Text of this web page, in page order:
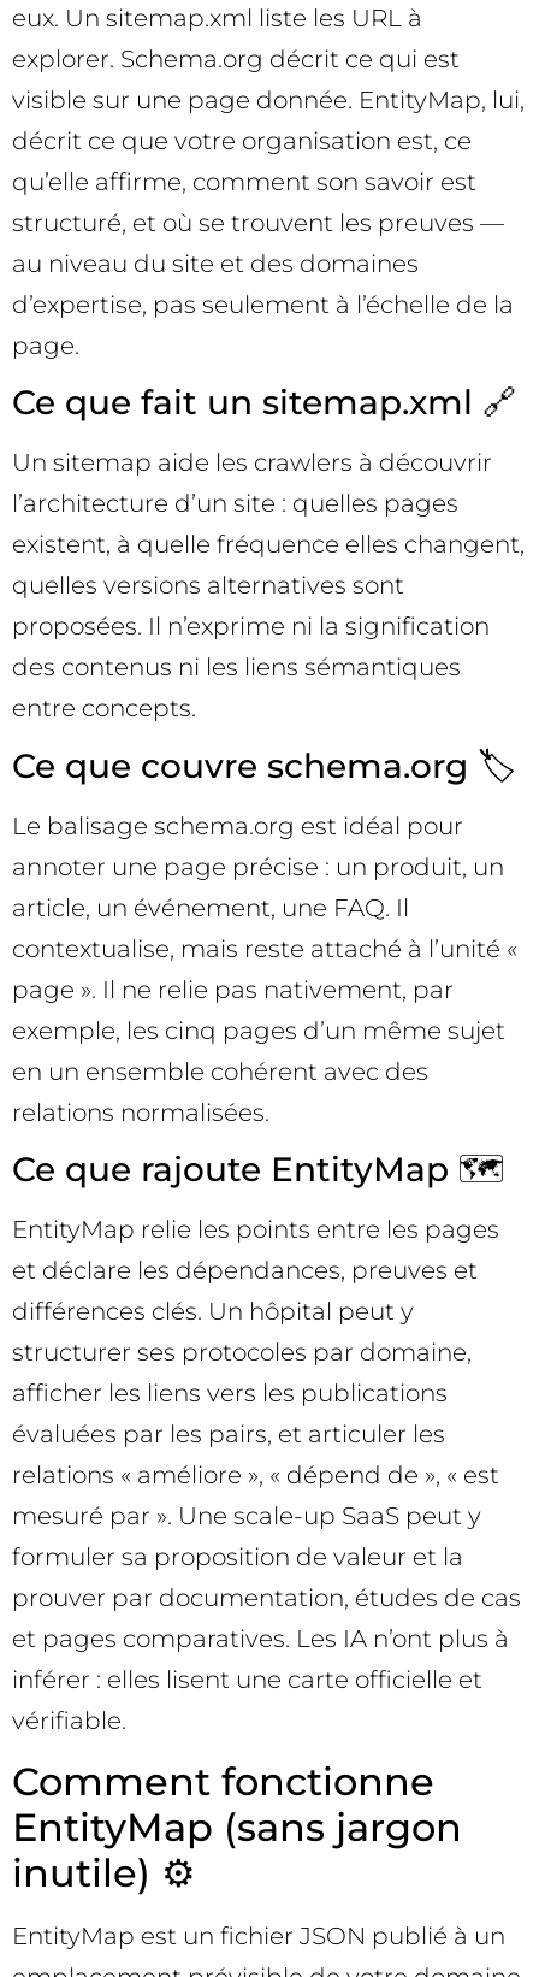
eux. Un sitemap.xml liste les URL à
explorer. Schema.org décrit ce qui est
visible sur une page donnée. EntityMap, lui,
décrit ce que votre organisation est, ce
qu’elle affirme, comment son savoir est
structuré, et où se trouvent les preuves —
au niveau du site et des domaines
d’expertise, pas seulement à l’échelle de la
page.
Ce que fait un sitemap.xml 🔗
Un sitemap aide les crawlers à découvrir
l’architecture d’un site : quelles pages
existent, à quelle fréquence elles changent,
quelles versions alternatives sont
proposées. Il n’exprime ni la signification
des contenus ni les liens sémantiques
entre concepts.
Ce que couvre schema.org 🏷️
Le balisage schema.org est idéal pour
annoter une page précise : un produit, un
article, un événement, une FAQ. Il
contextualise, mais reste attaché à l’unité «
page ». Il ne relie pas nativement, par
exemple, les cinq pages d’un même sujet
en un ensemble cohérent avec des
relations normalisées.
Ce que rajoute EntityMap 🗺️
EntityMap relie les points entre les pages
et déclare les dépendances, preuves et
différences clés. Un hôpital peut y
structurer ses protocoles par domaine,
afficher les liens vers les publications
évaluées par les pairs, et articuler les
relations « améliore », « dépend de », « est
mesuré par ». Une scale-up SaaS peut y
formuler sa proposition de valeur et la
prouver par documentation, études de cas
et pages comparatives. Les IA n’ont plus à
inférer : elles lisent une carte officielle et
vérifiable.
Comment fonctionne
EntityMap (sans jargon
inutile) ⚙️
EntityMap est un fichier JSON publié à un